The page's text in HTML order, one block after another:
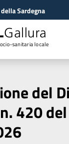
Sardegna
Gallura
sanitaria locale
del
420 del